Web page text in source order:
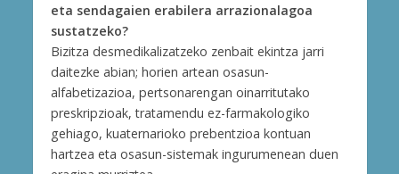
eta sendagaien erabilera arrazionalagoa
sustatzeko?
Bizitza desmedikalizatzeko zenbait ekintza jarri
daitezke abian; horien artean osasun-
alfabetizazioa, pertsonarengan oinarritutako
preskripzioak, tratamendu ez-farmakologiko
gehiago, kuaternarioko prebentzioa kontuan
hartzea eta osasun-sistemak ingurumenean duen